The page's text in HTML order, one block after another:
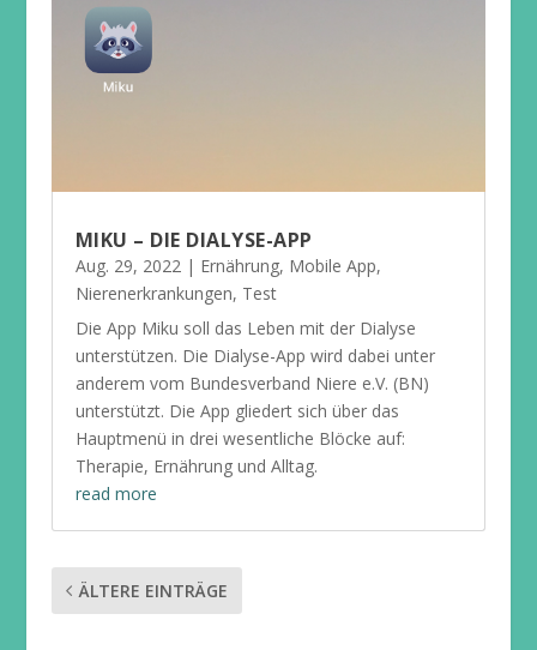
MIKU – DIE DIALYSE-APP
Aug. 29, 2022| Ernährung, Mobile App,
Nierenerkrankungen, Test
Die App Miku soll das Leben mit der Dialyse
unterstützen. Die Dialyse-App wird dabei unter
anderem vom Bundesverband Niere e.V. (BN)
unterstützt. Die App gliedert sich über das
Hauptmenü in drei wesentliche Blöcke auf:
Therapie, Ernährung und Alltag.
read more
ÄLTERE EINTRÄGE